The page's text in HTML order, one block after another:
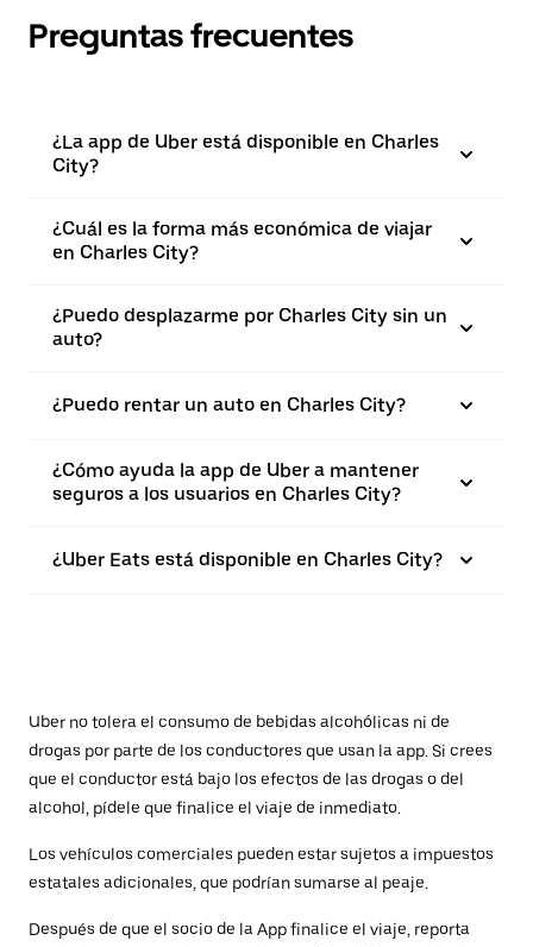
Preguntas frecuentes
¿La app de Uber está disponible en Charles
City?
¿Cuál es la forma más económica de viajar
en Charles City?
¿Puedo desplazarme por Charles City sin un
auto?
¿Puedo rentar un auto en Charles City?
¿Cómo ayuda la app de Uber a mantener
seguros a los usuarios en Charles City?
¿Uber Eats está disponible en Charles City?
Uber no tolera el consumo de bebidas alcohólicas ni de
drogas por parte de los conductores que usan la app. Si crees
que el conductor está bajo los efectos de las drogas o del
alcohol, pídele que finalice el viaje de inmediato.
Los vehículos comerciales pueden estar sujetos a impuestos
estatales adicionales, que podrían sumarse al peaje.
Después de que el socio de la App finalice el viaje, reporta